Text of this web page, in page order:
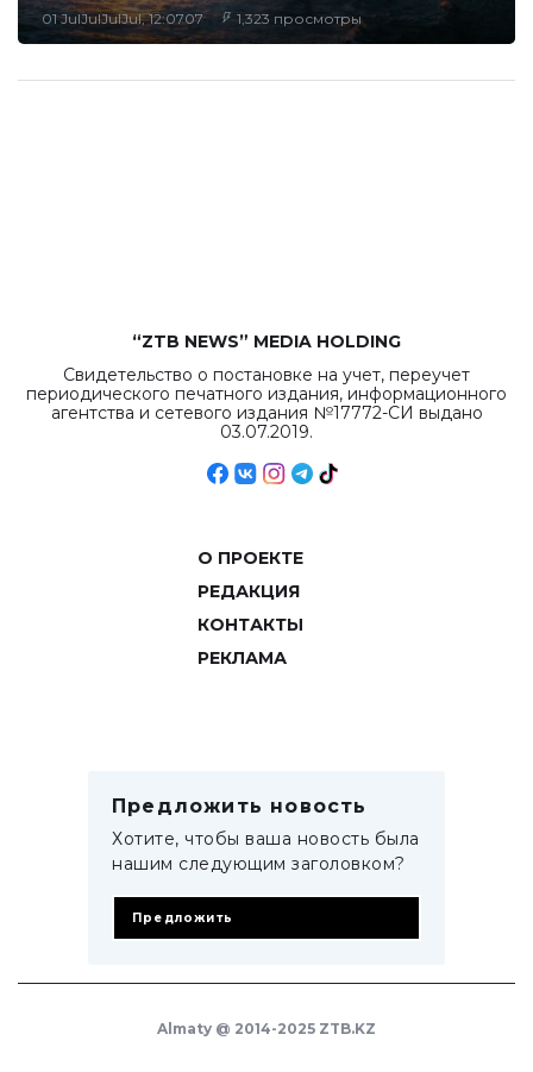
01 JulJulJulJul, 12:0707 1,323 просмотры
“ZTB NEWS” MEDIA HOLDING
Свидетельство о постановке на учет, переучет
периодического печатного издания, информационного
агентства и сетевого издания №17772-СИ выдано
03.07.2019.
О ПРОЕКТЕ
РЕДАКЦИЯ
КОНТАКТЫ
РЕКЛАМА
Предложить новость
Хотите, чтобы ваша новость была
нашим следующим заголовком?
Предложить
Almaty @ 2014-2025 ZTB.KZ